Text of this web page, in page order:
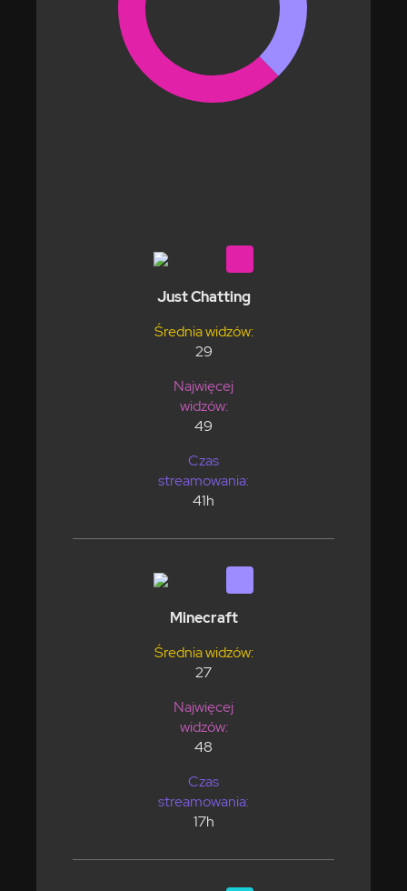
Just Chatting
Średnia widzów:
29
Najwięcej
widzów:
49
Czas
streamowania:
41h
Minecraft
Średnia widzów:
27
Najwięcej
widzów:
48
Czas
streamowania:
17h